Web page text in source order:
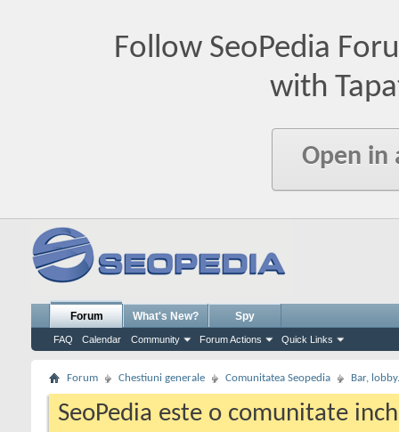
Follow SeoPedia
with
Open in
Forum
FAQ Calendar Community Forum Actions Quick Links
What's New? Spy
Forum Chestiuni generale Comunitatea Seopedia Bar,
SeoPedia este o comunitate